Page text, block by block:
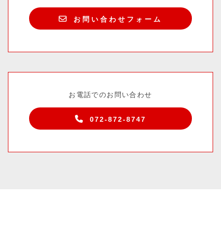
お問い合わせフォーム
お電話でのお問い合わせ
072-872-8747